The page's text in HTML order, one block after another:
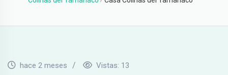
hace 2 meses Vistas: 13